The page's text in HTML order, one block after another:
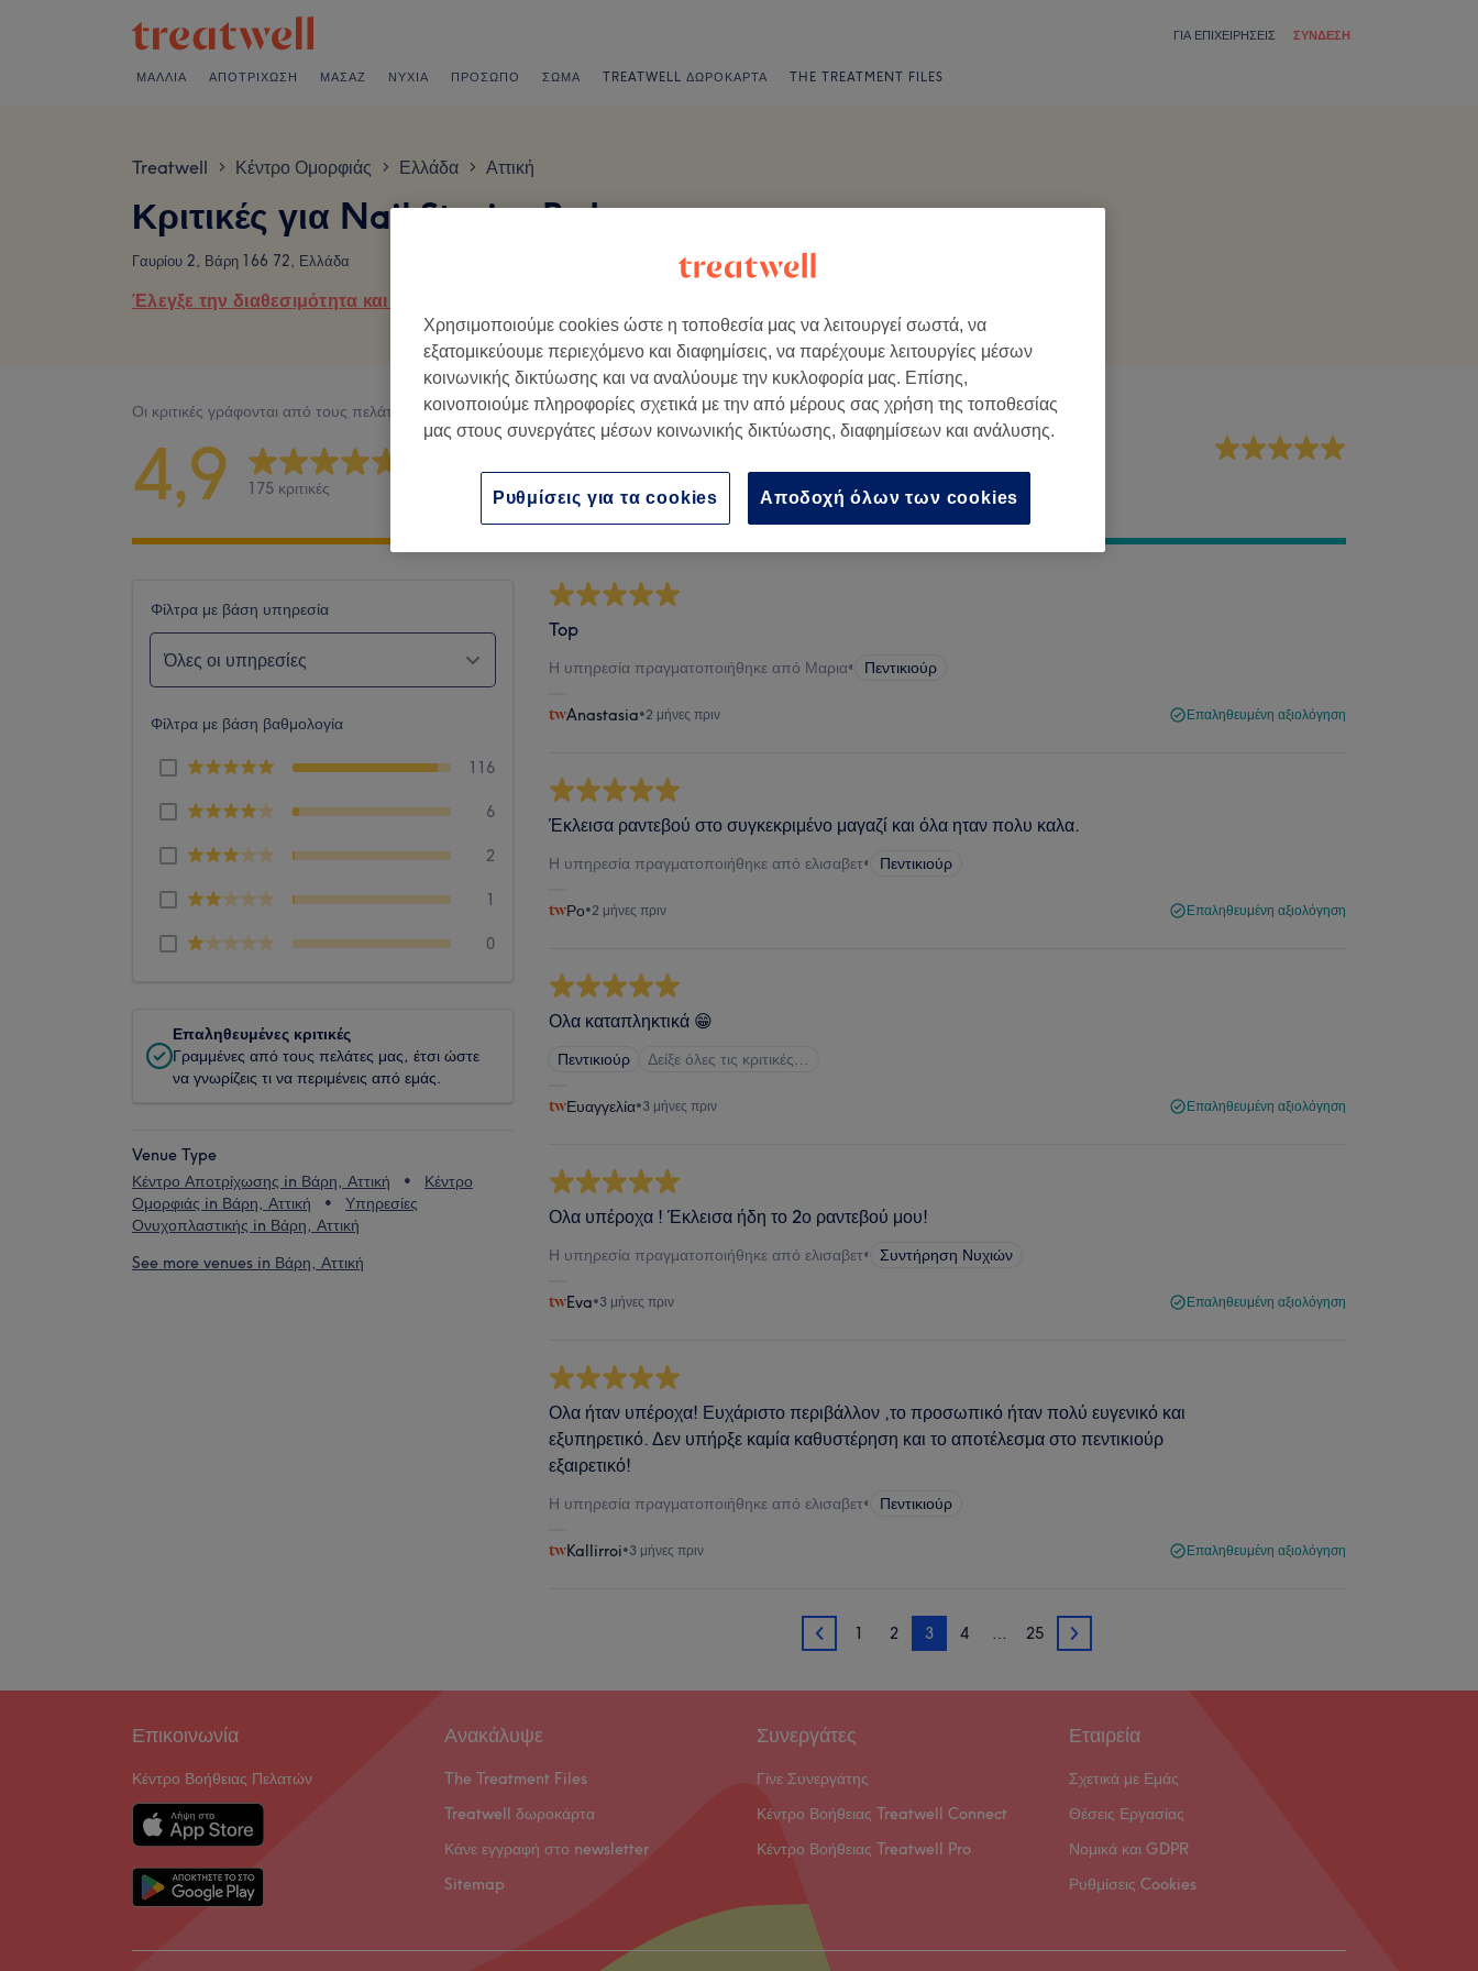
ΓΙΑ ΕΠΙΧΕΙΡΉΣΕΙΣ ΣΎΝΔΕΣΗ
ΜΑΛΛΙΆ ΑΠΟΤΡΊΧΩΣΗ ΜΑΣΆΖ ΝΎΧΙΑ ΠΡΌΣΩΠΟ ΣΏΜΑ TREATWELL ΔΩΡΟΚΆΡΤΑ THE TREATMENT FILES
Treatwell > Κέντρο Ομορφιάς > Ελλάδα > Αττική
Κριτικές για Nail Stories By Lucy
Γαυρίου 2, Βάρη 166 72, Ελλάδα
Έλεγξε την διαθεσιμότητα και κλείσε ραντεβού οnline
Οι κριτικές γράφονται από τους πελάτες μετά την επίσκεψη τους.
4,9 175 κριτικές Καθαριότητα
Φίλτρα με βάση υπηρεσία
Όλες οι υπηρεσίες
Φίλτρα με βάση βαθμολογία
116
6
2
1
0
Επαληθευμένες κριτικές
Γραμμένες από τους πελάτες μας, έτσι ώστε
να γνωρίζεις τι να περιμένεις από εμάς.
Venue Type
Κέντρο Αποτρίχωσης in Βάρη, Αττική
Κέντρο
Ομορφιάς in Βάρη, Αττική
Υπηρεσίες
Ονυχοπλαστικής in Βάρη, Αττική
See more venues in Βάρη, Αττική
Top
Η υπηρεσία πραγματοποιήθηκε από Μαρια• Πεντικιούρ
Anastasia•2 μήνες πριν Επαληθευμένη αξιολόγηση
Έκλεισα ραντεβού στο συγκεκριμένο μαγαζί και όλα ηταν πολυ καλα.
Η υπηρεσία πραγματοποιήθηκε από ελισαβετ• Πεντικιούρ
Ρο•2 μήνες πριν Επαληθευμένη αξιολόγηση
Ολα καταπληκτικά 😁
Πεντικιούρ Δείξε όλες τις κριτικές…
Ευαγγελία•3 μήνες πριν Επαληθευμένη αξιολόγηση
Ολα υπέροχα ! Έκλεισα ήδη το 2ο ραντεβού μου!
Η υπηρεσία πραγματοποιήθηκε από ελισαβετ• Συντήρηση Νυχιών
Eva•3 μήνες πριν Επαληθευμένη αξιολόγηση
Ολα ήταν υπέροχα! Ευχάριστο περιβάλλον ,το προσωπικό ήταν πολύ ευγενικό και
εξυπηρετικό. Δεν υπήρξε καμία καθυστέρηση και το αποτέλεσμα στο πεντικιούρ
εξαιρετικό!
Η υπηρεσία πραγματοποιήθηκε από ελισαβετ• Πεντικιούρ
Kallirroi•3 μήνες πριν Επαληθευμένη αξιολόγηση
2 1 2 3 4 … 25 4
Επικοινωνία
Κέντρο Βοήθειας Πελατών
Ανακάλυψε
The Treatment Files
Treatwell δωροκάρτα
Κάνε εγγραφή στο newsletter
Sitemap
Συνεργάτες
Γίνε Συνεργάτης
Κέντρο Βοήθειας Treatwell Connect
Κέντρο Βοήθειας Treatwell Pro
Εταιρεία
Σχετικά με Εμάς
Θέσεις Εργασίας
Νομικά και GDPR
Ρυθμίσεις Cookies
Χρησιμοποιούμε cookies ώστε η τοποθεσία μας να λειτουργεί σωστά, να
εξατομικεύουμε περιεχόμενο και διαφημίσεις, να παρέχουμε λειτουργίες μέσων
κοινωνικής δικτύωσης και να αναλύουμε την κυκλοφορία μας. Επίσης,
κοινοποιούμε πληροφορίες σχετικά με την από μέρους σας χρήση της τοποθεσίας
μας στους συνεργάτες μέσων κοινωνικής δικτύωσης, διαφημίσεων και ανάλυσης.
Αποδοχή όλων των cookies
Ρυθμίσεις για τα cookies